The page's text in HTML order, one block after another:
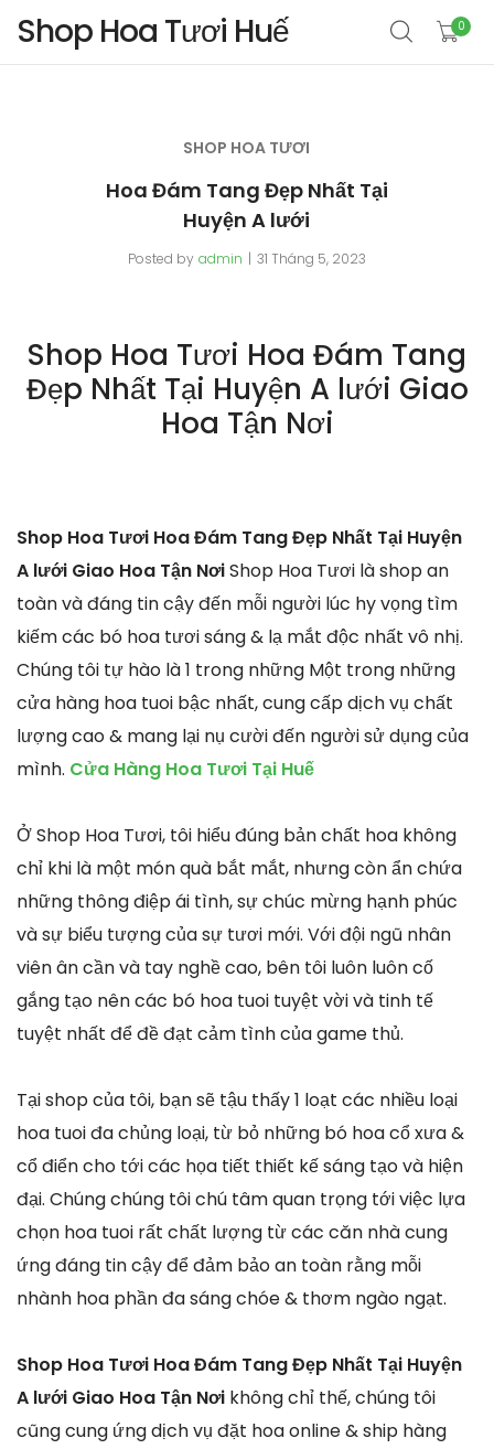
Shop Hoa Tươi Huế 0
SHOP HOA TƯƠI
Hoa Đám Tang Đẹp Nhất Tại
Huyện A lưới
Posted by admin 31 Tháng 5, 2023
Shop Hoa Tươi Hoa Đám Tang
Đẹp Nhất Tại Huyện A lưới Giao
Hoa Tận Nơi
Shop Hoa Tươi Hoa Đám Tang Đẹp Nhất Tại Huyện
A lưới Giao Hoa Tận NơiShop Hoa Tươi là shop an
toàn và đáng tin cậy đến mỗi người lúc hy vọng tìm
kiếm các bó hoa tươi sáng & lạ mắt độc nhất vô nhị.
Chúng tôi tự hào là 1 trong những Một trong những
cửa hàng hoa tuoi bậc nhất, cung cấp dịch vụ chất
lượng cao & mang lại nụ cười đến người sử dụng của
mình. Cửa Hàng Hoa Tươi Tại Huế
Ở Shop Hoa Tươi, tôi hiểu đúng bản chất hoa không
chỉ khi là một món quà bắt mắt, nhưng còn ẩn chứa
những thông điệp ái tình, sự chúc mừng hạnh phúc
và sự biểu tượng của sự tươi mới. Với đội ngũ nhân
viên ân cần và tay nghề cao, bên tôi luôn luôn cố
gắng tạo nên các bó hoa tuoi tuyệt vời và tinh tế
tuyệt nhất để đề đạt cảm tình của game thủ.
Tại shop của tôi, bạn sẽ tậu thấy 1 loạt các nhiều loại
hoa tuoi đa chủng loại, từ bỏ những bó hoa cổ xưa &
cổ điển cho tới các họa tiết thiết kế sáng tạo và hiện
đại. Chúng chúng tôi chú tâm quan trọng tới việc lựa
chọn hoa tuoi rất chất lượng từ các căn nhà cung
ứng đáng tin cậy để đảm bảo an toàn rằng mỗi
nhành hoa phần đa sáng chóe & thơm ngào ngạt.
Shop Hoa Tươi Hoa Đám Tang Đẹp Nhất Tại Huyện
A lưới Giao Hoa Tận Nơi không chỉ thế, chúng tôi
cũng cung ứng dịch vụ đặt hoa online & ship hàng